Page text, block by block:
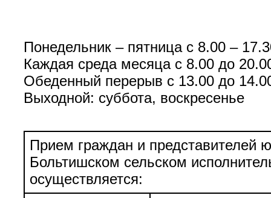
Понедельник – пятница с 8.00 –
Каждая среда месяца с 8.00 до
Обеденный перерыв с 13.00 до
Выходной: суббота, воскресенье
Прием граждан и представителей
Больтишском сельском
осуществляется: